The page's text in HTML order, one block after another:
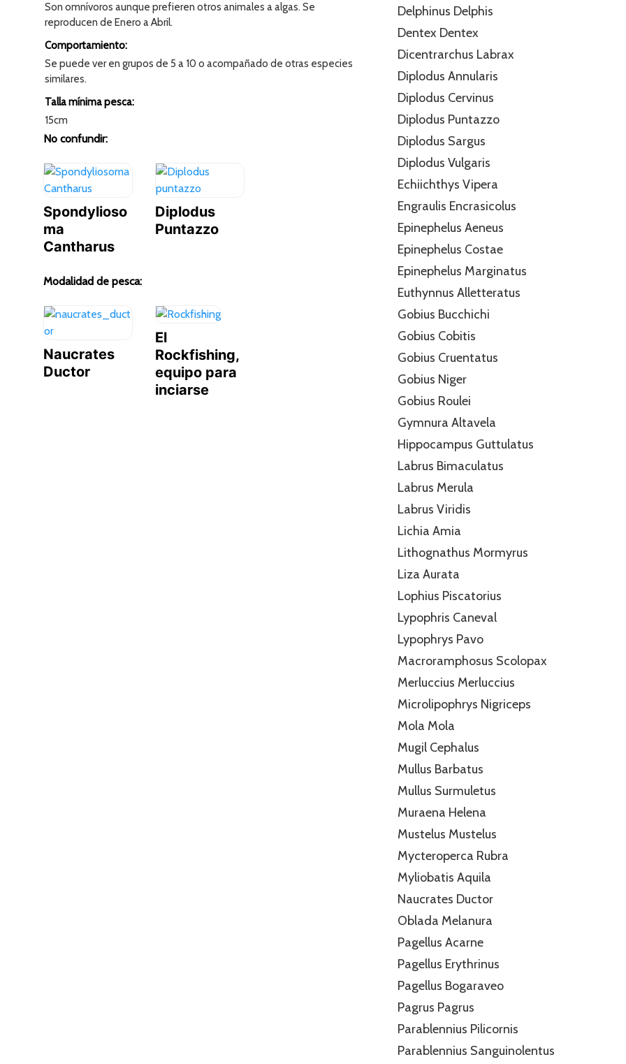
Son omnívoros aunque prefieren otros animales a algas. Se
reproducen de Enero a Abril.
Comportamiento:
Se puede ver en grupos de 5 a 10 o acompañado de otras especies
similares.
Talla mínima pesca:
15cm
No confundir:
Spondylioso
ma
Cantharus
Diplodus
Puntazzo
Modalidad de pesca:
Naucrates
Ductor
El
Rockfishing,
equipo para
inciarse
Delphinus Delphis
Dentex Dentex
Dicentrarchus Labrax
Diplodus Annularis
Diplodus Cervinus
Diplodus Puntazzo
Diplodus Sargus
Diplodus Vulgaris
Echiichthys Vipera
Engraulis Encrasicolus
Epinephelus Aeneus
Epinephelus Costae
Epinephelus Marginatus
Euthynnus Alletteratus
Gobius Bucchichi
Gobius Cobitis
Gobius Cruentatus
Gobius Niger
Gobius Roulei
Gymnura Altavela
Hippocampus Guttulatus
Labrus Bimaculatus
Labrus Merula
Labrus Viridis
Lichia Amia
Lithognathus Mormyrus
Liza Aurata
Lophius Piscatorius
Lypophris Caneval
Lypophrys Pavo
Macroramphosus Scolopax
Merluccius Merluccius
Microlipophrys Nigriceps
Mola Mola
Mugil Cephalus
Mullus Barbatus
Mullus Surmuletus
Muraena Helena
Mustelus Mustelus
Mycteroperca Rubra
Myliobatis Aquila
Naucrates Ductor
Oblada Melanura
Pagellus Acarne
Pagellus Erythrinus
Pagellus Bogaraveo
Pagrus Pagrus
Parablennius Pilicornis
Parablennius Sanguinolentus